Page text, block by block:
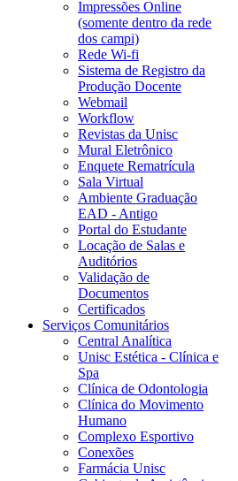
Impressões Online
(somente dentro da rede
dos campi)
Rede Wi-fi
Sistema de Registro da
Produção Docente
Webmail
Workflow
Revistas da Unisc
Mural Eletrônico
Enquete Rematrícula
Sala Virtual
Ambiente Graduação
EAD - Antigo
Portal do Estudante
Locação de Salas e
Auditórios
Validação de
Documentos
Certificados
Serviços Comunitários
Central Analítica
Unisc Estética - Clínica e
Spa
Clínica de Odontologia
Clínica do Movimento
Humano
Complexo Esportivo
Conexões
Farmácia Unisc